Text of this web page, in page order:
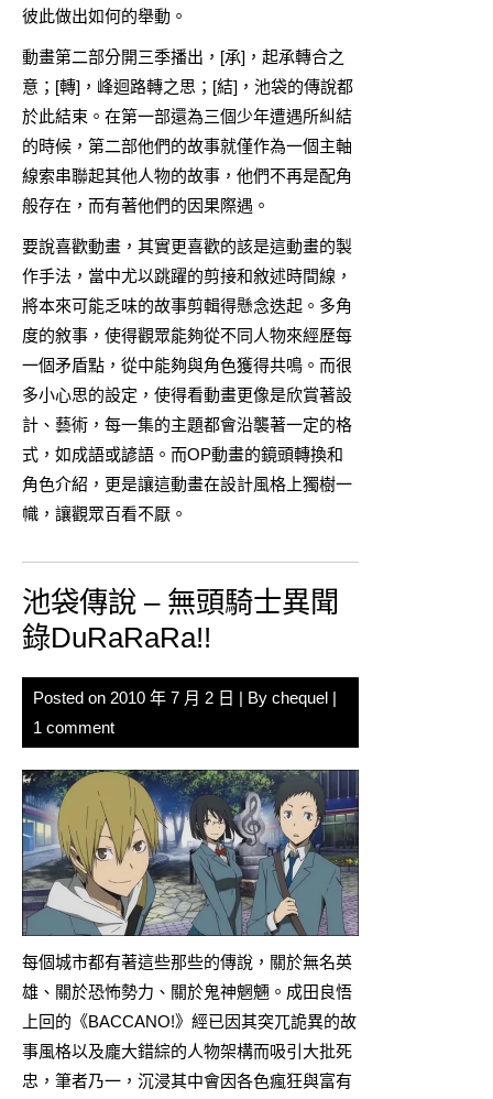
彼此做出如何的舉動。
動畫第二部分開三季播出，[承]，起承轉合之
意；[轉]，峰迴路轉之思；[結]，池袋的傳說都
於此結束。在第一部還為三個少年遭遇所糾結
的時候，第二部他們的故事就僅作為一個主軸
線索串聯起其他人物的故事，他們不再是配角
般存在，而有著他們的因果際遇。
要說喜歡動畫，其實更喜歡的該是這動畫的製
作手法，當中尤以跳躍的剪接和敘述時間線，
將本來可能乏味的故事剪輯得懸念迭起。多角
度的敘事，使得觀眾能夠從不同人物來經歷每
一個矛盾點，從中能夠與角色獲得共鳴。而很
多小心思的設定，使得看動畫更像是欣賞著設
計、藝術，每一集的主題都會沿襲著一定的格
式，如成語或諺語。而OP動畫的鏡頭轉換和
角色介紹，更是讓這動畫在設計風格上獨樹一
幟，讓觀眾百看不厭。
池袋傳說 – 無頭騎士異聞
錄DuRaRaRa!!
Posted on 2010 年 7 月 2 日 | By chequel |
1 comment
每個城市都有著這些那些的傳說，關於無名英
雄、關於恐怖勢力、關於鬼神魍魎。成田良悟
上回的《BACCANO!》經已因其突兀詭異的故
事風格以及龐大錯綜的人物架構而吸引大批死
忠，筆者乃一，沉浸其中會因各色瘋狂與富有